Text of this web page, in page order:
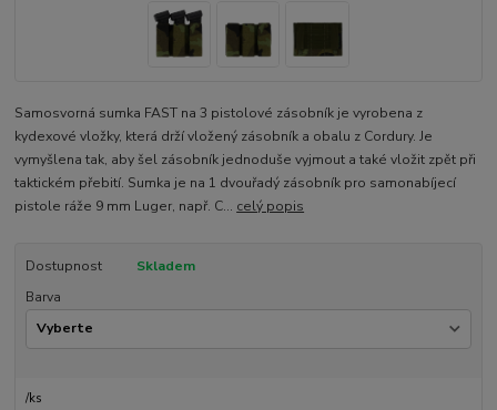
Samosvorná sumka FAST na 3 pistolové zásobník je vyrobena z
kydexové vložky, která drží vložený zásobník a obalu z Cordury. Je
vymyšlena tak, aby šel zásobník jednoduše vyjmout a také vložit zpět při
taktickém přebití. Sumka je na 1 dvouřadý zásobník pro samonabíjecí
pistole ráže 9 mm Luger, např. C... celý popis
Dostupnost
Skladem
Barva
/ks